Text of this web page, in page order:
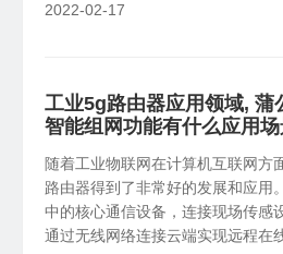
2022-02-17
工业5g路由器应用领域, 蒲
智能组网功能有什么应用场
随着工业物联网在计算机互联网方
路由器得到了非常好的发展和应用
中的核心通信设备，连接现场传感
通过无线网络连接云端实现远程在